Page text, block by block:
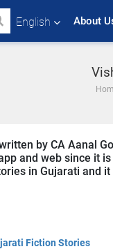
English About
by CA Aanal
and web since it
in Gujarati and
Fiction Stories